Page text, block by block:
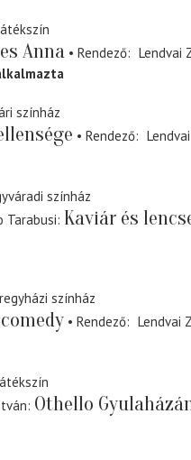
Anna Rendező
Lendvai
színház
Rendező
színház
Tarabusi Kaviár és
színház
Rendező
Lendvai
Othello